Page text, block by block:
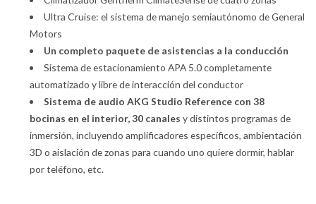
Ultra Cruise: el sistema de manejo semiautónomo de General
Motors
Un completo paquete de asistencias a la conducción
Sistema de estacionamiento APA 5.0 completamente
automatizado y libre de interacción del conductor
Sistema de audio AKG Studio Reference con 38
bocinas en el interior, 30 canales y distintos programas de
inmersión, incluyendo amplificadores específicos, ambientación
3D o aislación de zonas para cuando uno quiere dormir, hablar
por teléfono, etc.